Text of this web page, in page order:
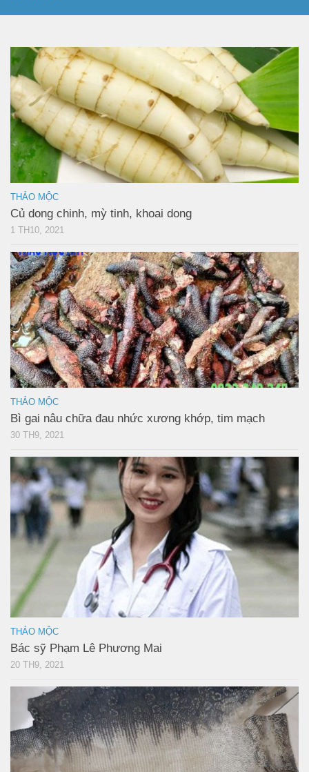
THẢO MỘC
Củ dong chinh, mỳ tinh, khoai dong
1 TH10, 2021
THẢO MỘC
Bì gai nâu chữa đau nhức xương khớp, tim mạch
30 TH9, 2021
THẢO MỘC
Bác sỹ Phạm Lê Phương Mai
20 TH9, 2021